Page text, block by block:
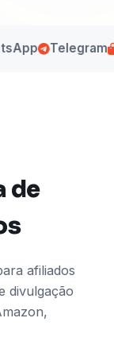
Telegram
de
afiliados
divulgação